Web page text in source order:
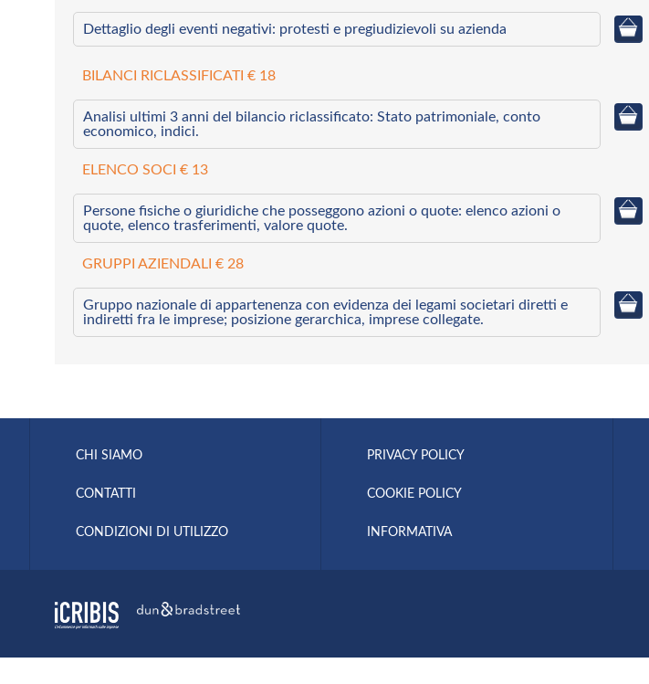
Dettaglio degli eventi negativi: protesti e pregiudizievoli su azienda
BILANCI RICLASSIFICATI € 18
Analisi ultimi 3 anni del bilancio riclassificato: Stato patrimoniale, conto
economico, indici.
ELENCO SOCI € 13
Persone fisiche o giuridiche che posseggono azioni o quote: elenco azioni o
quote, elenco trasferimenti, valore quote.
GRUPPI AZIENDALI € 28
Gruppo nazionale di appartenenza con evidenza dei legami societari diretti e
indiretti fra le imprese; posizione gerarchica, imprese collegate.
CHI SIAMO
CONTATTI
CONDIZIONI DI UTILIZZO
PRIVACY POLICY
COOKIE POLICY
INFORMATIVA